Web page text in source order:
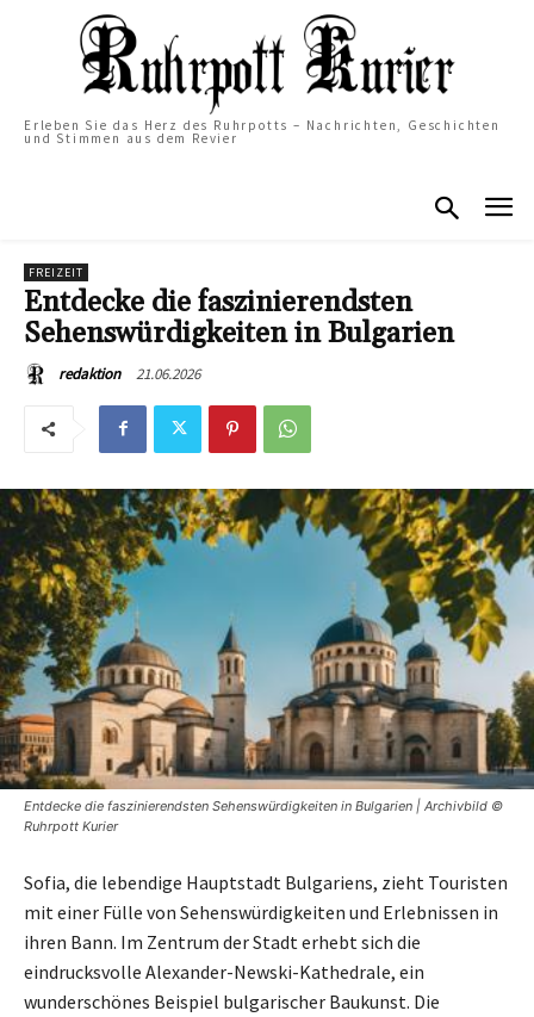
Erleben Sie das Herz des Ruhrpotts – Nachrichten, Geschichten
und Stimmen aus dem Revier
FREIZEIT
Entdecke die faszinierendsten
Sehenswürdigkeiten in Bulgarien
redaktion 21.06.2026
Entdecke die faszinierendsten Sehenswürdigkeiten in Bulgarien | Archivbild ©
Ruhrpott Kurier
Sofia, die lebendige Hauptstadt Bulgariens, zieht Touristen
mit einer Fülle von Sehenswürdigkeiten und Erlebnissen in
ihren Bann. Im Zentrum der Stadt erhebt sich die
eindrucksvolle Alexander-Newski-Kathedrale, ein
wunderschönes Beispiel bulgarischer Baukunst. Die